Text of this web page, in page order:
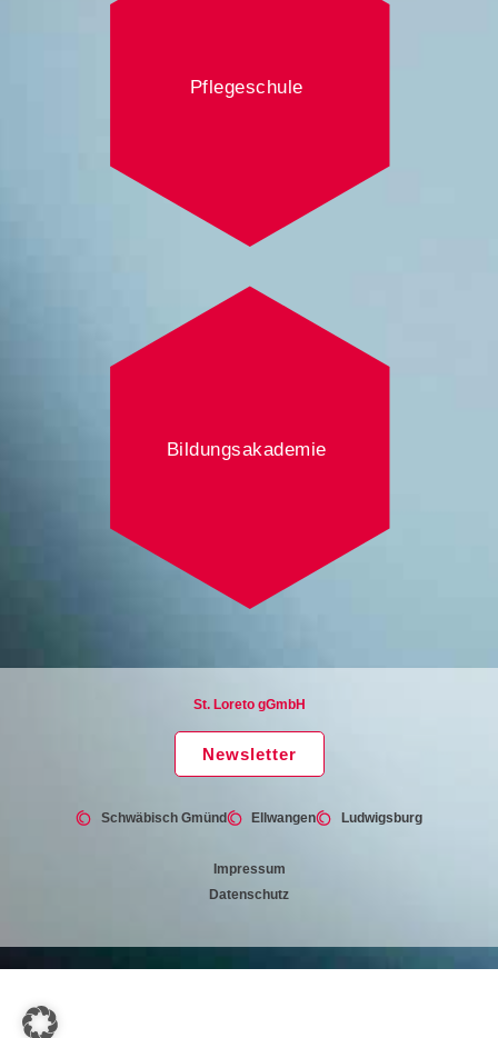
Pflegeschule
Bildungsakademie
St. Loreto gGmbH
Newsletter
Schwäbisch Gmünd Ellwangen Ludwigsburg
Impressum
Datenschutz